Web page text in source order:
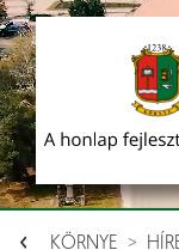
KÖRNYE
Dokumentumok []
Aloldalak [ ]